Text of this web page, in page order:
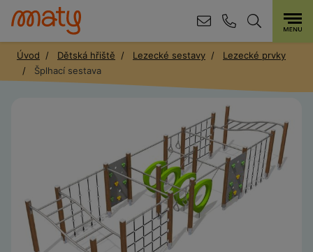
Úvod Dětská hřiště Lezecké sestavy
Lezecké prvky
Šplhací sestava